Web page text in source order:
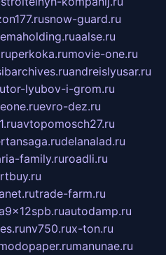
snow-guard.ru
aalse.ru
perkoka.rumovie-one.ru
andreislyusar.ru
tor-lyubov-i-grom.ru
evro-dez.ru
avtopomosch27.ru
delanalad.ru
family.ruroadli.ru
trade-farm.ru
autodamp.ru
nv750.rux-ton.ru
manunae.ru